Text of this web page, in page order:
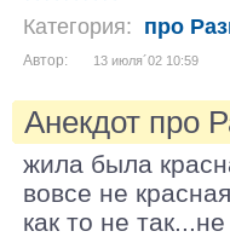
Категория: про
Автор: 13 июля´02 10:59
Анекдот про
жила была
вовсе не
как то не